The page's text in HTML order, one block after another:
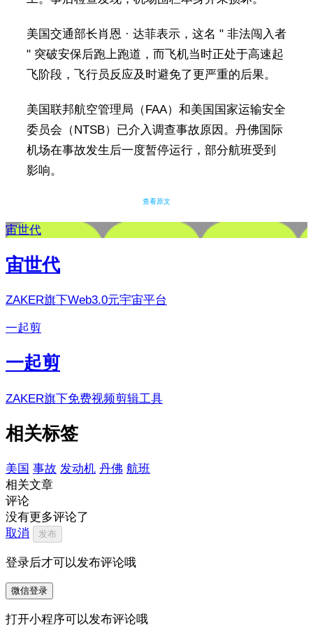
美国交通部长肖恩 · 达菲表示，这名 " 非法闯入者
" 突破安保后跑上跑道，而飞机当时正处于高速起
飞阶段，飞行员反应及时避免了更严重的后果。
美国联邦航空管理局（FAA）和美国国家运输安全
委员会（NTSB）已介入调查事故原因。丹佛国际
机场在事故发生后一度暂停运行，部分航班受到
影响。
查看原文
宙世代
宙世代
ZAKER旗下Web3.0元宇宙平台
一起剪
一起剪
ZAKER旗下免费视频剪辑工具
相关标签
美国 事故 发动机 丹佛 航班
相关文章
评论
没有更多评论了
取消
发布
登录后才可以发布评论哦
微信登录
打开小程序可以发布评论哦